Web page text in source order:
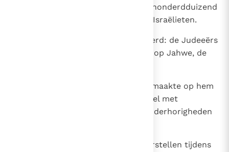
nederlaag toe; er sneuvelden vijfhonderdduizend
uitgelezen manschappen van de Israëlieten.
Zo werden de Israëlieten vernederd: de Judeeërs
overwonnen omdat ze steunden op Jahwe, de
Abia achtervolgde Jerobeam en maakte op hem
een aantal steden buit, zoals Betel met
onderhorigheden, Jesana met onderhorigheden
Jerobeam kon zich niet meer herstellen tijdens